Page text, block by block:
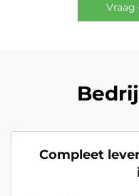
Vraag
Compleet